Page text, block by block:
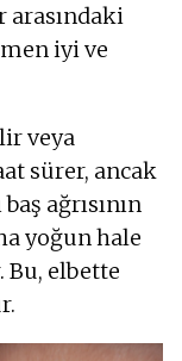
arasındaki
iyi ve
veya
sürer, ancak
ağrısının
yoğun hale
Bu, elbette